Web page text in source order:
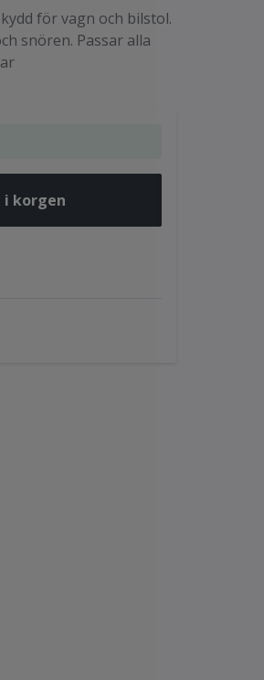
för vagn och bilstol.
snören. Passar alla
i korgen